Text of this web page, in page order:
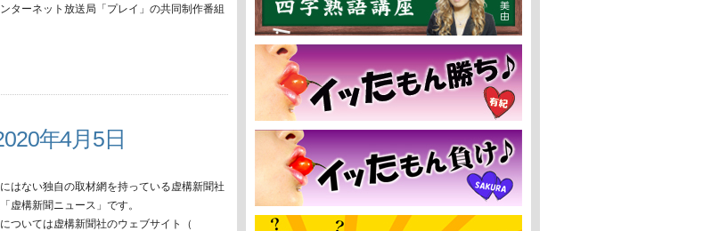
ターネット放送局「プレイ」の共同制作番組
年4月5日
はない独自の取材網を持っている虚構新聞社
虚構新聞ニュース」です。
ついては虚構新聞社のウェブサイト（